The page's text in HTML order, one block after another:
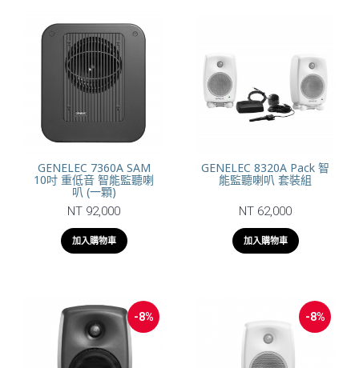
GENELEC 7360A SAM
10吋 重低音 智能監聽喇
叭 (一顆)
NT 92,000
加入購物車
GENELEC 8320A Pack 智
能監聽喇叭 套裝組
NT 62,000
加入購物車
-8% -8%